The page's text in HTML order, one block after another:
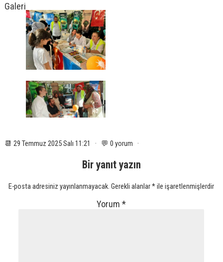
Galeri
📆 29 Temmuz 2025 Salı 11:21 · 💬 0 yorum ·
Bir yanıt yazın
E-posta adresiniz yayınlanmayacak. Gerekli alanlar*ile işaretlenmişlerdir
Yorum*